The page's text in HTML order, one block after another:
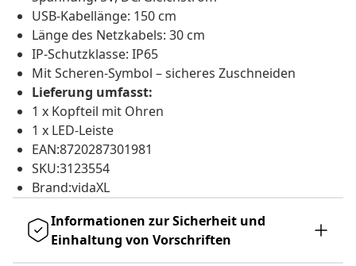
USB-Kabellänge: 150 cm
Länge des Netzkabels: 30 cm
IP-Schutzklasse: IP65
Mit Scheren-Symbol – sicheres Zuschneiden
Lieferung umfasst:
1 x Kopfteil mit Ohren
1 x LED-Leiste
EAN:8720287301981
SKU:3123554
Brand:vidaXL
Informationen zur Sicherheit und
Einhaltung von Vorschriften